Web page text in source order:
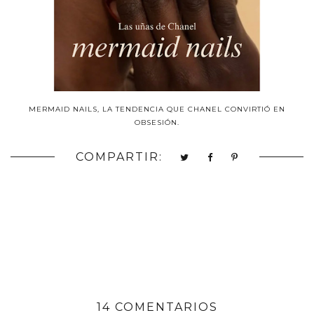
MERMAID NAILS, LA TENDENCIA QUE CHANEL CONVIRTIÓ EN
OBSESIÓN.
COMPARTIR:
14 COMENTARIOS